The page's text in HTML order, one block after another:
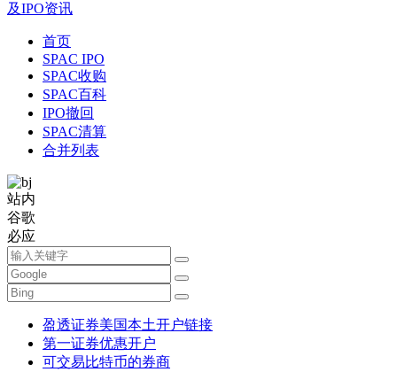
及IPO资讯
首页
SPAC IPO
SPAC收购
SPAC百科
IPO撤回
SPAC清算
合并列表
站内
谷歌
必应
盈透证券美国本土开户链接
第一证券优惠开户
可交易比特币的券商